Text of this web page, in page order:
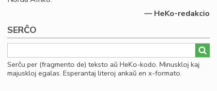
— HeKo-redakcio
SERĈO
Serĉu per (fragmento de) teksto aŭ HeKo-kodo. Minuskloj kaj
majuskloj egalas. Esperantaj literoj ankaŭ en x-formato.